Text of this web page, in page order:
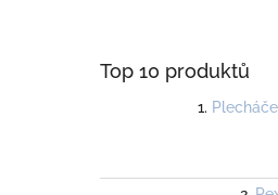
Top 10 produktů